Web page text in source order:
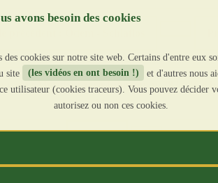
: Méridien zéro Émission n°282 : “Ce
Merlin”
des cookies sur notre site web. Certains d'entre eux
site
(les vidéos en ont besoin !)
et d'autres nous
utilisateur (cookies traceurs). Vous pouvez décider
autorisez ou non ces cookies.